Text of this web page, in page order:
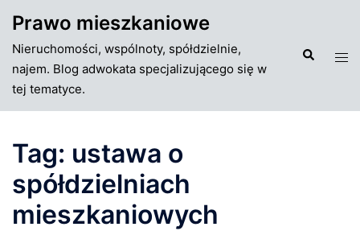
do
treści
Prawo mieszkaniowe
Nieruchomości, wspólnoty, spółdzielnie,
najem. Blog adwokata specjalizującego się w
tej tematyce.
Szukaj
Tag: ustawa o
spółdzielniach
mieszkaniowych